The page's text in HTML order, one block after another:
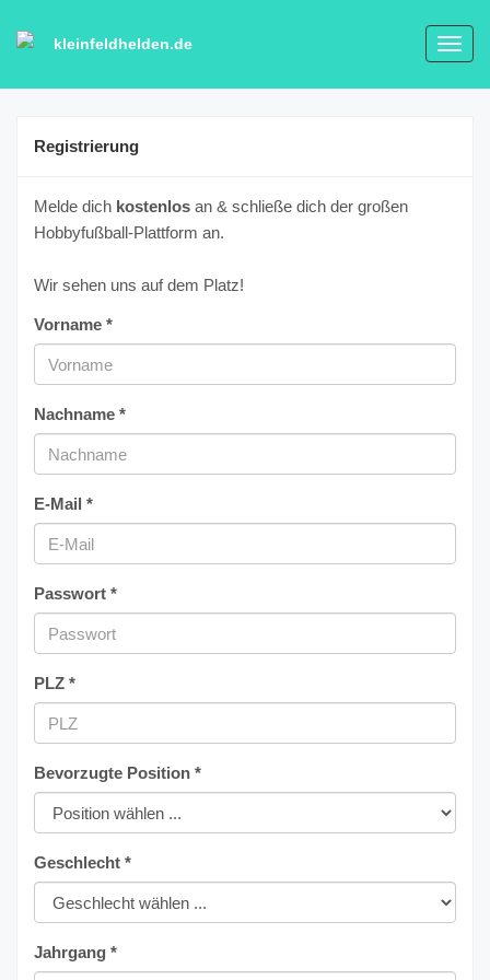
kleinfeldhelden.de
Registrierung
Melde dich kostenlos an & schließe dich der großen
Hobbyfußball-Plattform an.
Wir sehen uns auf dem Platz!
Vorname *
Nachname *
E-Mail *
Passwort *
PLZ *
Bevorzugte Position *
Geschlecht *
Jahrgang *